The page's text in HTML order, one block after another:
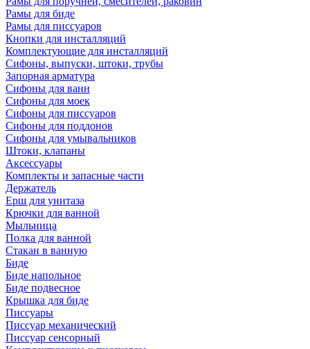
Рамы для биде
Рамы для писсуаров
Кнопки для инсталляций
Комплектующие для инсталляций
Сифоны, выпуски, штоки, трубы
Запорная арматура
Сифоны для ванн
Сифоны для моек
Сифоны для писсуаров
Сифоны для поддонов
Сифоны для умывальников
Штоки, клапаны
Аксессуары
Комплекты и запасные части
Держатель
Ерш для унитаза
Крючки для ванной
Мыльница
Полка для ванной
Стакан в ванную
Биде
Биде напольное
Биде подвесное
Крышка для биде
Писсуары
Писсуар механический
Писсуар сенсорный